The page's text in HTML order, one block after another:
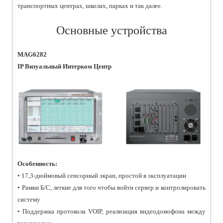
транспортных центрах, школах, парках и так далее.
Основные устройства
MAG6282
IP Визуальный Интерком Центр
Особенность:
• 17,3-дюймовый сенсорный экран, простой в эксплуатации
• Рамки Б/С, легкие для того чтобы войти сервер и контролировать
систему
• Поддержка протокола VOIP, реализация видеодомофона между